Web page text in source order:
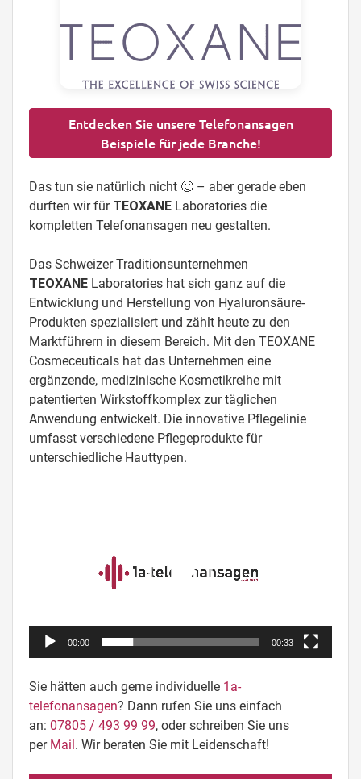
Entdecken Sie unsere Telefonansagen
Beispiele für jede Branche!
Das tun sie natürlich nicht 🙂 – aber gerade eben
durften wir für TEOXANE Laboratories die
kompletten Telefonansagen neu gestalten.
Das Schweizer Traditionsunternehmen
TEOXANE Laboratories hat sich ganz auf die
Entwicklung und Herstellung von Hyaluronsäure-
Produkten spezialisiert und zählt heute zu den
Marktführern in diesem Bereich. Mit den TEOXANE
Cosmeceuticals hat das Unternehmen eine
ergänzende, medizinische Kosmetikreihe mit
patentierten Wirkstoffkomplex zur täglichen
Anwendung entwickelt. Die innovative Pflegelinie
umfasst verschiedene Pflegeprodukte für
unterschiedliche Hauttypen.
00:00 00:33
Sie hätten auch gerne individuelle 1a-
telefonansagen? Dann rufen Sie uns einfach
an: 07805 / 493 99 99, oder schreiben Sie uns
per Mail. Wir beraten Sie mit Leidenschaft!